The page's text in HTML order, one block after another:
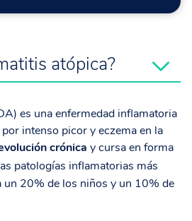
atópica?
es una enfermedad inflamatoria
intenso picor y eczema en la
crónica y cursa en forma
patologías inflamatorias más
un 20% de los niños y un 10% de